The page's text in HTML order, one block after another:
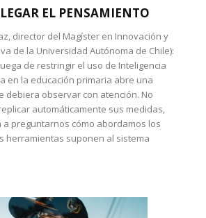
EL PENSAMIENTO
director del Magíster en Innovación y
de la Universidad Autónoma de Chile):
de restringir el uso de Inteligencia
en la educación primaria abre una
debiera observar con atención. No
automáticamente sus medidas,
preguntarnos cómo abordamos los
herramientas suponen al sistema